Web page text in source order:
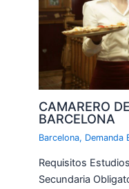
CAMARERO
BARCELONA
Barcelona, Demanda
Requisitos
Secundaria